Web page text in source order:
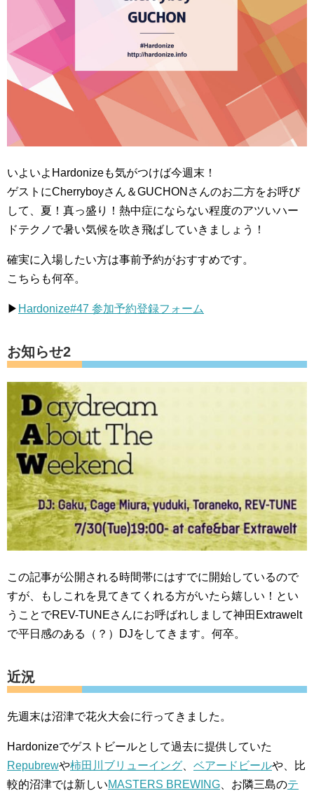
いよいよHardonizeも気がつけば今週末！
ゲストにCherryboyさん＆GUCHONさんのお二方をお呼び
して、夏！真っ盛り！熱中症にならない程度のアツいハー
ドテクノで暑い気候を吹き飛ばしていきましょう！
確実に入場したい方は事前予約がおすすめです。
こちらも何卒。
▶ Hardonize#47 参加予約登録フォーム
お知らせ2
この記事が公開される時間帯にはすでに開始しているので
すが、もしこれを見てきてくれる方がいたら嬉しい！とい
うことでREV-TUNEさんにお呼ばれしまして神田Extrawelt
で平日感のある（？）DJをしてきます。何卒。
近況
先週末は沼津で花火大会に行ってきました。
Hardonizeでゲストビールとして過去に提供していた
Repubrewや柿田川ブリューイング ベアードビールや、比
較的沼津では新しいMASTERS BREWING 、お隣三島のテ